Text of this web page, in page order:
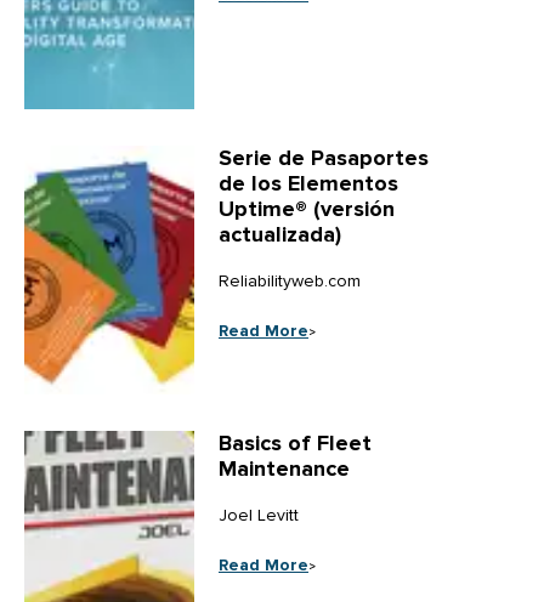
Serie de Pasaportes
de los Elementos
Uptime® (versión
actualizada)
Reliabilityweb.com
Basics of Fleet
Maintenance
Joel Levitt